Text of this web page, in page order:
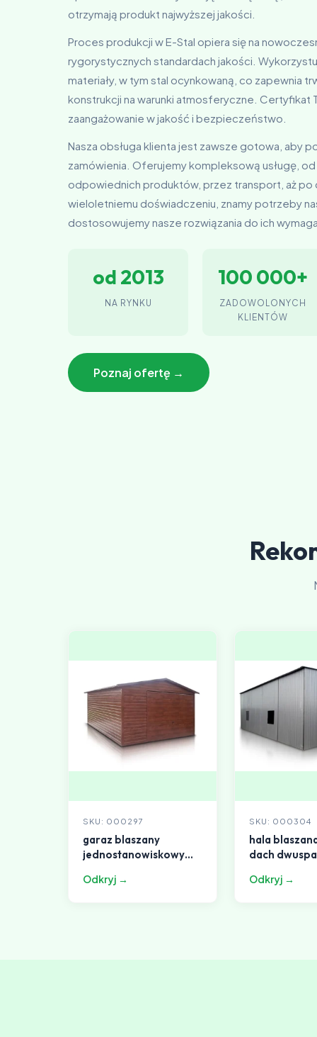
otrzymają produkt najwyższej jakości.
Proces produkcji w E-Stal opiera się na
rygorystycznych standardach jakości.
materiały, w tym stal ocynkowaną, co zapewnia
konstrukcji na warunki atmosferyczne. Certyfikat
zaangażowanie w jakość i bezpieczeństwo.
Nasza obsługa klienta jest zawsze gotowa, aby
zamówienia. Oferujemy kompleksową usługę,
odpowiednich produktów, przez transport, aż po
wieloletniemu doświadczeniu, znamy potrzeby
dostosowujemy nasze rozwiązania do ich
od 2013
NA RYNKU
100 000+
ZADOWOLONYCH
KLIENTÓW
Poznaj ofertę →
SKU: 000297
garaz blaszany
jednostanowiskowy
dwuspadowy drewno
Odkryj →
SKU: 000304
hala
dach
Odkryj →